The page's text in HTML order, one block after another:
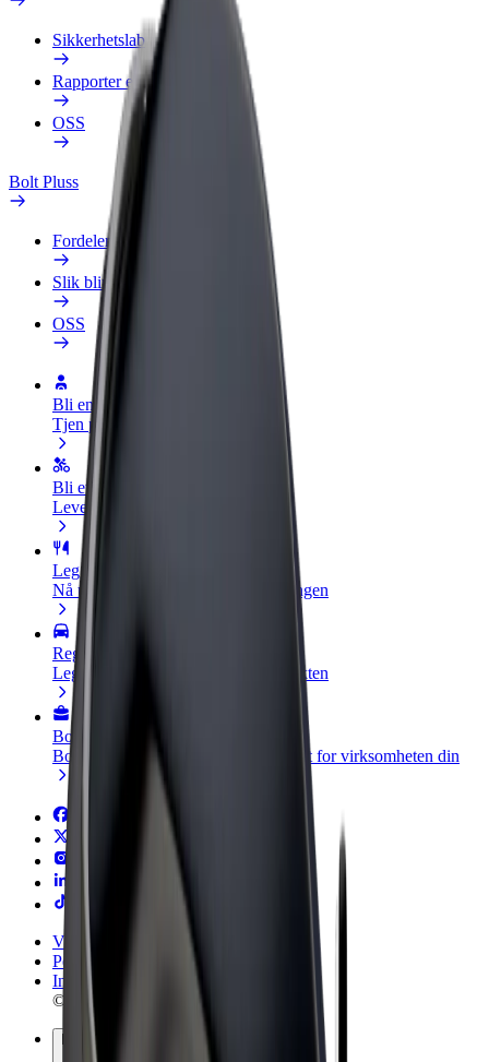
Sikkerhetslab
Rapporter et problem
OSS
Bolt Pluss
Fordeler
Slik blir du med
OSS
Bli en sjåfør
Tjen penger på egne vilkår
Bli et leveringsbud
Lever mat og få betalt ukentlig
Legg til en restaurant eller butikk
Nå ut til flere kunder og øk inntjeningen
Registrer deg som flåteeier
Legg til flåten din i Bolt og øk inntekten
Bolt for Business
Bolt-produkter og tjenester oppskalert for virksomheten din
Vilkår og betingelser
Personvern
Informasjonskapsler
© 2026 Bolt Technology OÜ
Produkter